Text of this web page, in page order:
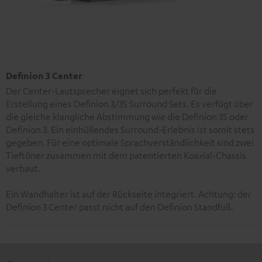
Definion 3 Center
Der Center-Lautsprecher eignet sich perfekt für die
Erstellung eines Definion 3/3S Surround Sets. Es verfügt über
die gleiche klangliche Abstimmung wie die Definion 3S oder
Definion 3. Ein einhüllendes Surround-Erlebnis ist somit stets
gegeben. Für eine optimale Sprachverständlichkeit sind zwei
Tieftöner zusammen mit dem patentierten Koaxial-Chassis
verbaut.
Ein Wandhalter ist auf der Rückseite integriert. Achtung: der
Definion 3 Center passt nicht auf den Definion Standfuß.